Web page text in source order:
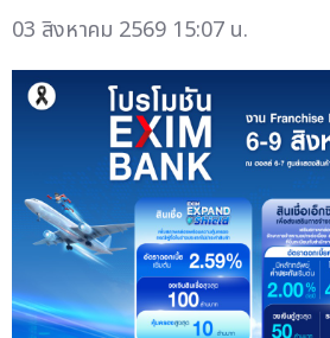
03 สิงหาคม 2569 15:07 น.